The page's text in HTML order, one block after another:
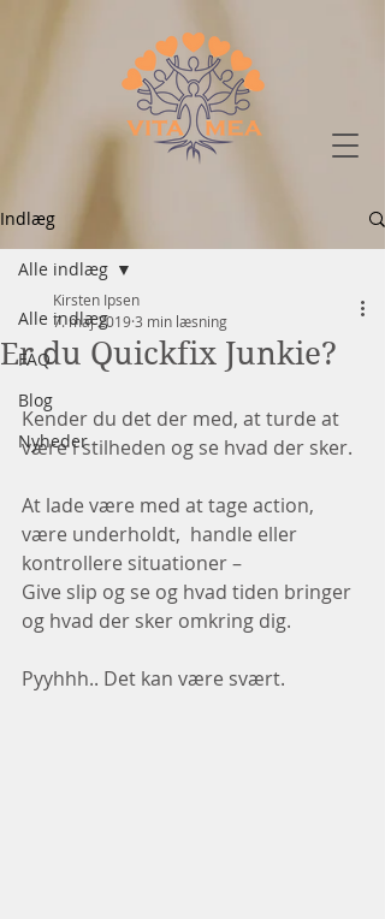
Indlæg
Alle indlæg
FAQ
Blog
Nyheder
Alle indlæg
Er du Quickfix Junkie?
Kirsten Ipsen
7. maj 20193 min læsning
Kender du det der med, at turde at
være i stilheden og se hvad der sker.
At lade være med at tage action,
være underholdt,  handle eller
kontrollere situationer –
Give slip og se og hvad tiden bringer
og hvad der sker omkring dig.
Pyyhhh.. Det kan være svært.